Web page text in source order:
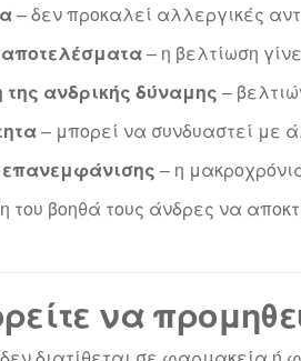
– δεν προκαλεί αλλεργικές
– η βελτίωση
της ανδρικής δύναμης –
– μπορεί να συνδυαστεί με
– η
του βοηθά τους άνδρες να
να